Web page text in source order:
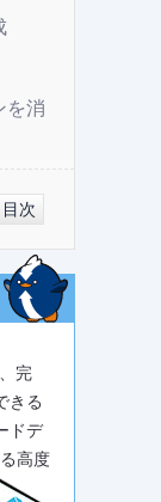
を消
目次
完
きる
ドデ
高度